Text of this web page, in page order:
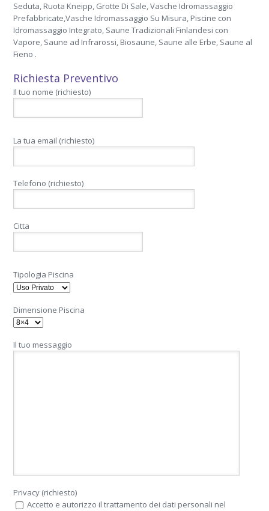
Seduta, Ruota Kneipp, Grotte Di Sale, Vasche Idromassaggio
Prefabbricate,Vasche Idromassaggio Su Misura, Piscine con
Idromassaggio Integrato, Saune Tradizionali Finlandesi con
Vapore, Saune ad Infrarossi, Biosaune, Saune alle Erbe, Saune al
Fieno .
Richiesta Preventivo
Il tuo nome (richiesto)
La tua email (richiesto)
Telefono (richiesto)
Citta
Tipologia Piscina
Dimensione Piscina
Il tuo messaggio
Privacy (richiesto)
Accetto e autorizzo il trattamento dei dati personali nel